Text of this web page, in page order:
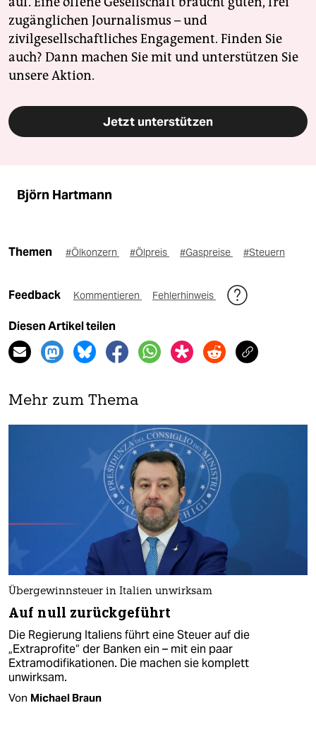
zugänglichen Journalismus – und
zivilgesellschaftliches Engagement. Finden Sie
auch? Dann machen Sie mit und unterstützen Sie
unsere Aktion.
Jetzt unterstützen
Björn Hartmann
Themen #Ölkonzern #Ölpreis #Gaspreise #Steuern
Feedback Kommentieren Fehlerhinweis
Diesen Artikel teilen
Mehr zum Thema
Übergewinnsteuer in Italien unwirksam
Auf null zurückgeführt
Die Regierung Italiens führt eine Steuer auf die
„Extraprofite“ der Banken ein – mit ein paar
Extramodifikationen. Die machen sie komplett
unwirksam.
Von Michael Braun